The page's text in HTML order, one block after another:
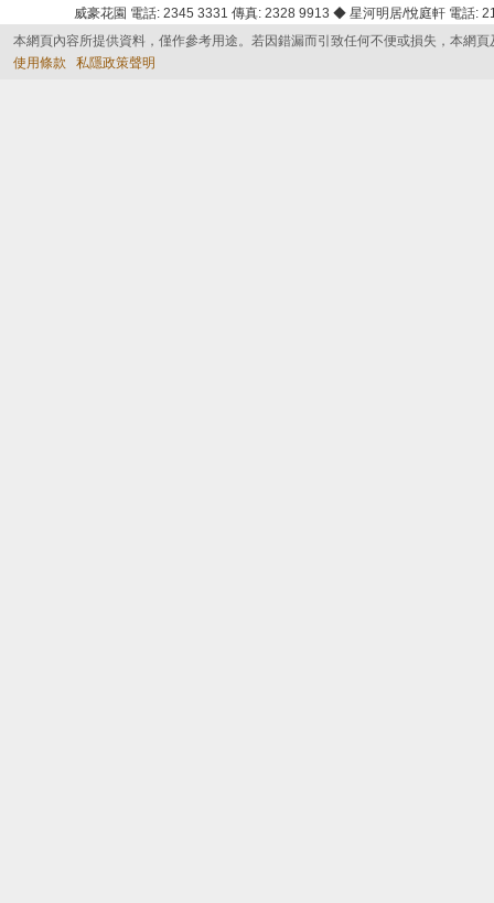
威豪花園 電話: 2345 3331 傳真: 2328 9913 ◆ 星河明居/悅庭軒 電話
本網頁內容所提供資料，僅作參考用途。若因錯漏而引致任何不便或損失，本網
使用條款
私隱政策聲明